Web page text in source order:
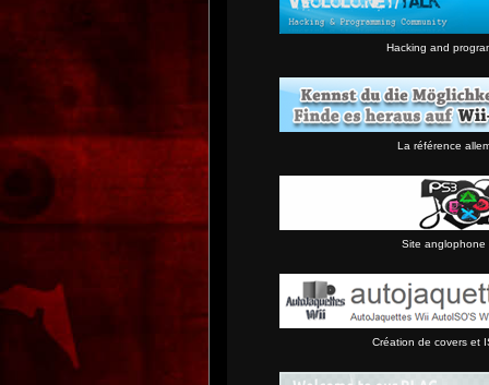
Hacking and
La référence
Site anglophone
Création de covers et